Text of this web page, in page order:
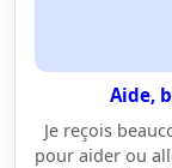
Aide,
Je reçois
pour aider ou